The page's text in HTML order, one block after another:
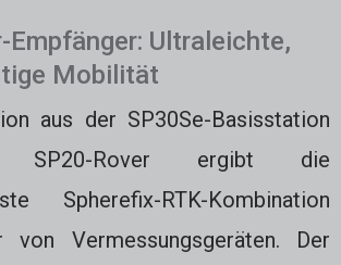
Empfänger: Ultraleichte,
Mobilität
aus der SP30Se-Basisstation
Rover ergibt die
Spherefix-RTK-Kombination
von Vermessungsgeräten. Der